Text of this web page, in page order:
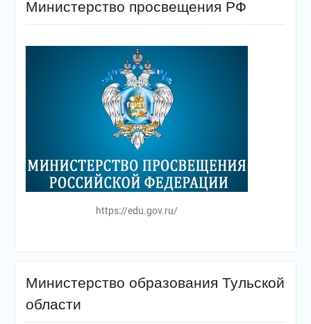
Министерство просвещения РФ
https://edu.gov.ru/
Министерство образования Тульской
области